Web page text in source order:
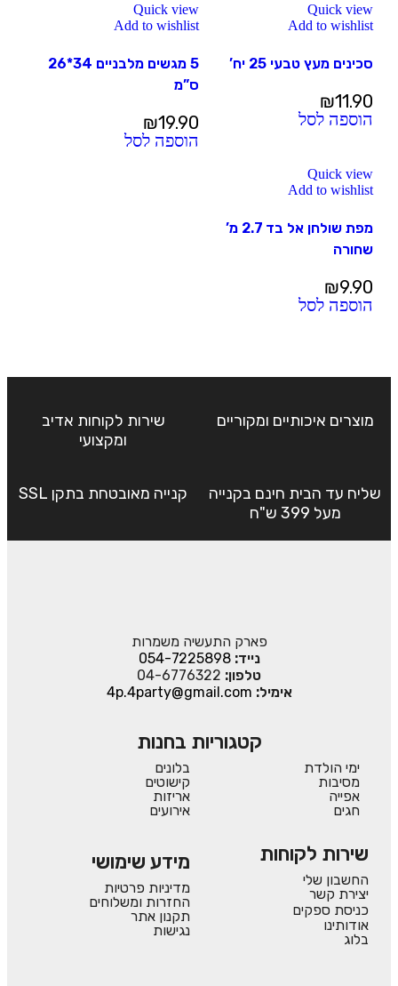
Quick view
Add to wishlist
סכינים מעץ טבעי 25 יח’
₪11.90
הוספה לסל
Quick view
Add to wishlist
5 מגשים מלבניים 34*26
ס”מ
₪19.90
הוספה לסל
Quick view
Add to wishlist
מפת שולחן אל בד 2.7 מ’
שחורה
₪9.90
הוספה לסל
מוצרים איכותיים ומקוריים
שירות לקוחות אדיב
ומקצועי
שליח עד הבית חינם בקנייה
מעל 399 ש"ח
קנייה מאובטחת בתקן SSL
פארק התעשיה משמרות
נייד:054-7225898
טלפון: 04-6776322
אימיל: 4p.4party@gmail.com
קטגוריות בחנות
ימי הולדת
מסיבות
אפייה
חגים
בלונים
קישוטים
אריזות
אירועים
שירות לקוחות
החשבון שלי
יצירת קשר
כניסת ספקים
אודותינו
בלוג
מידע שימושי
מדיניות פרטיות
החזרות ומשלוחים
תקנון אתר
נגישות